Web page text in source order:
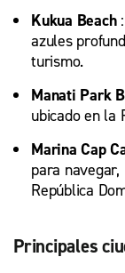
Kukua Beach:
azules
turismo.
Manati Park
ubicado en la
Marina Cap
para
República
Principales